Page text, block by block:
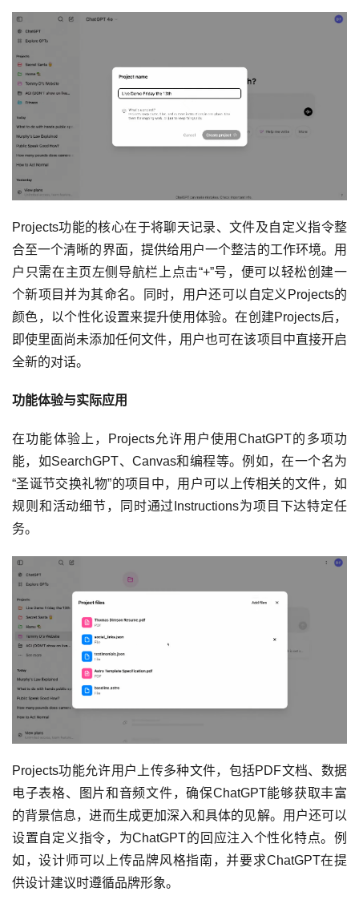
Projects功能的核心在于将聊天记录、文件及自定义指令整
合至一个清晰的界面，提供给用户一个整洁的工作环境。用
户只需在主页左侧导航栏上点击“+”号，便可以轻松创建一
个新项目并为其命名。同时，用户还可以自定义Projects的
颜色，以个性化设置来提升使用体验。在创建Projects后，
即使里面尚未添加任何文件，用户也可在该项目中直接开启
全新的对话。
功能体验与实际应用
在功能体验上，Projects允许用户使用ChatGPT的多项功
能，如SearchGPT、Canvas和编程等。例如，在一个名为
“圣诞节交换礼物”的项目中，用户可以上传相关的文件，如
规则和活动细节，同时通过Instructions为项目下达特定任
务。
Projects功能允许用户上传多种文件，包括PDF文档、数据
电子表格、图片和音频文件，确保ChatGPT能够获取丰富
的背景信息，进而生成更加深入和具体的见解。用户还可以
设置自定义指令，为ChatGPT的回应注入个性化特点。例
如，设计师可以上传品牌风格指南，并要求ChatGPT在提
供设计建议时遵循品牌形象。